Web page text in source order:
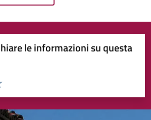
le informazioni su questa
pagina
5 stelle su 5
stelle su 5
su 5
5